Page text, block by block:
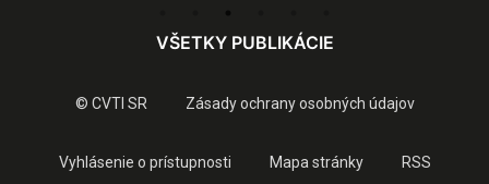
VŠETKY PUBLIKÁCIE
© CVTI SR Zásady ochrany osobných údajov
Vyhlásenie o prístupnosti Mapa stránky RSS